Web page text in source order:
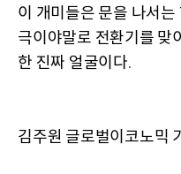
이 개미들은 문을 나서는
극이야말로 전환기를 맞
한 진짜 얼굴이다.
김주원 글로벌이코노